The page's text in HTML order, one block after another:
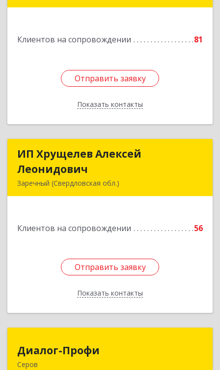
Клиентов на сопровождении 81
Отправить заявку
Показать контакты
Отправить заявку
Назад
ИП Хрущелев Алексей
Леонидович
Заречный (Свердловская обл.)
Клиентов на сопровождении 56
Отправить заявку
Показать контакты
ИП Хрущелев Алексей
Подробнее
Отправить заявку
Назад
Диалог-Профи
Серов
624980, Свердловская обл, Серов г, Короленко